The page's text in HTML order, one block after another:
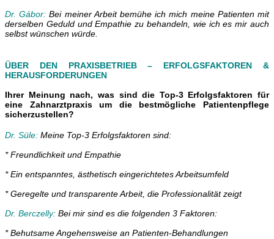
Dr. Gábor: Bei meiner Arbeit bemühe ich mich meine Patienten mit
derselben Geduld und Empathie zu behandeln, wie ich es mir auch
selbst wünschen würde.
ÜBER DEN PRAXISBETRIEB – ERFOLGSFAKTOREN &
HERAUSFORDERUNGEN
Ihrer Meinung nach, was sind die Top-3 Erfolgsfaktoren für
eine Zahnarztpraxis um die bestmögliche Patientenpflege
sicherzustellen?
Dr. Süle: Meine Top-3 Erfolgsfaktoren sind:
* Freundlichkeit und Empathie
* Ein entspanntes, ästhetisch eingerichtetes Arbeitsumfeld
* Geregelte und transparente Arbeit, die Professionalität zeigt
Dr. Berczelly: Bei mir sind es die folgenden 3 Faktoren:
* Behutsame Angehensweise an Patienten-Behandlungen